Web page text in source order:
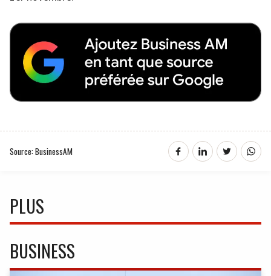
Source: BusinessAM
PLUS
BUSINESS